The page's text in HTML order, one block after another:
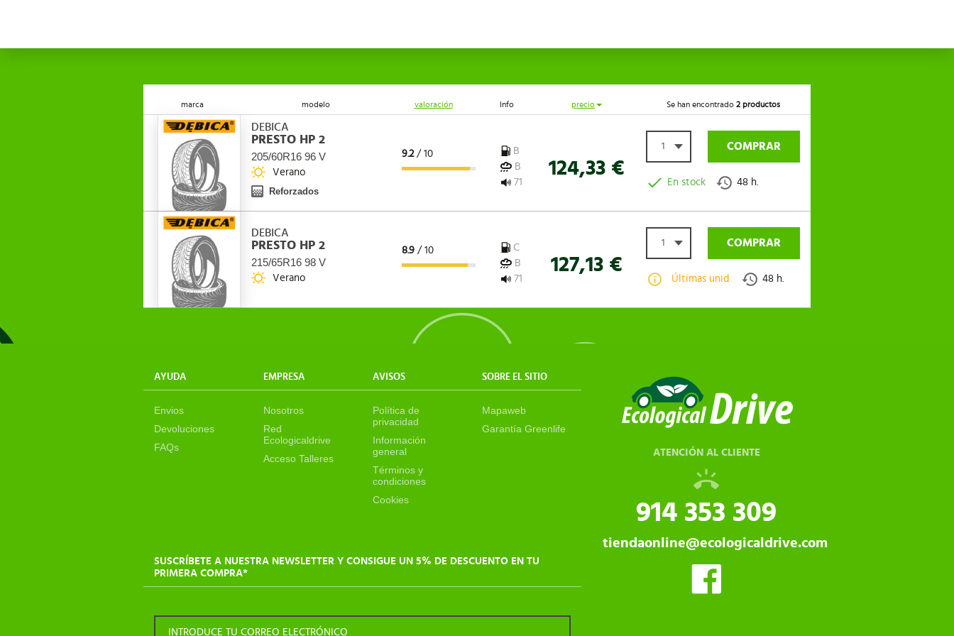
marca modelo valoración Info precio Se han encontrado 2 productos
DEBICA
PRESTO HP 2
205/60R16 96 V
Verano
Reforzados
9.2/ 10
B
B
71
124,33 €
1 COMPRAR
En stock 48 h.
DEBICA
PRESTO HP 2
215/65R16 98 V
Verano
8.9 / 10
C
B
71
127,13 €
1 COMPRAR
Últimas unid. 48 h.
AYUDA EMPRESA AVISOS SOBRE EL SITIO
Envios
Devoluciones
FAQs
Nosotros
Red
Ecologicaldrive
Acceso Talleres
Política de
privacidad
Información
general
Términos y
condiciones
Cookies
Mapaweb
Garantía Greenlife
SUSCRÍBETE A NUESTRA NEWSLETTER Y CONSIGUE UN 5% DE DESCUENTO EN TU
PRIMERA COMPRA*
INTRODUCE TU CORREO ELECTRÓNICO
ATENCIÓN AL CLIENTE
914 353 309
tiendaonline@ecologicaldrive.com